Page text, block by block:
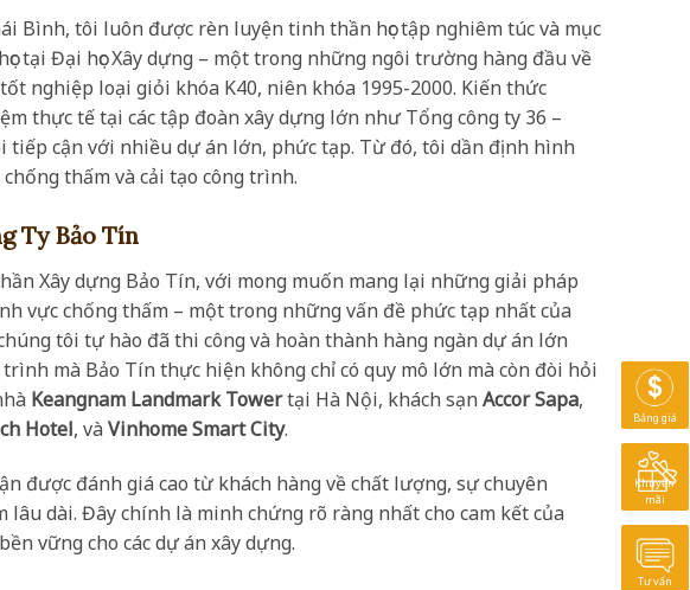
Bình, tôi luôn được rèn luyện tinh thần học tập nghiêm túc và mục
tại Đại học Xây dựng – một trong những ngôi trường hàng đầu về
nghiệp loại giỏi khóa K40, niên khóa 1995-2000. Kiến thức
thực tế tại các tập đoàn xây dựng lớn như Tổng công ty 36 –
tiếp cận với nhiều dự án lớn, phức tạp. Từ đó, tôi dần định hình
thấm và cải tạo công trình.
Ty Bảo Tín
Xây dựng Bảo Tín, với mong muốn mang lại những giải pháp
vực chống thấm – một trong những vấn đề phức tạp nhất của
tôi tự hào đã thi công và hoàn thành hàng ngàn dự án lớn
mà Bảo Tín thực hiện không chỉ có quy mô lớn mà còn đòi hỏi
Keangnam Landmark Towertại Hà Nội, khách sạn Accor Sapa,
Hotel, và Vinhome Smart City.
được đánh giá cao từ khách hàng về chất lượng, sự chuyên
lâu dài. Đây chính là minh chứng rõ ràng nhất cho cam kết của
vững cho các dự án xây dựng.
Bảng giá
Khuyến
mãi
Tư vấn